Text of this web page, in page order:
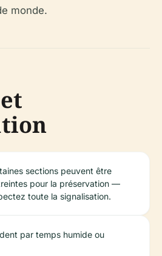
monde.
sections peuvent être
pour la préservation —
toute la signalisation.
par temps humide ou